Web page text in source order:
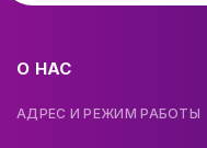
О НАС
АДРЕС И РЕЖИМ РАБОТЫ